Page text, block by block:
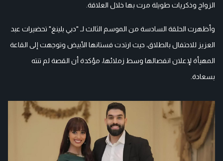
الزواج وذكريات طويلة مرت بها خلال العلاقة.
وأظهرت الحلقة السادسة من الموسم الثالث لـ "دبي بلينغ" تحضيرات عبد
العزيز للاحتفال بالطلاق، حيث ارتدت فستانها الأبيض وتوجهت إلى القاعة
المهيأة لإعلان انفصالها وسط زملائها، مؤكدة أن القصة لم تنته
بسعادة.